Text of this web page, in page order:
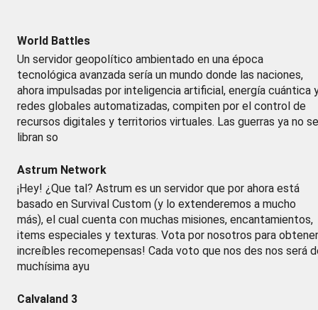
World Battles
Un servidor geopolítico ambientado en una época
tecnológica avanzada sería un mundo donde las naciones,
ahora impulsadas por inteligencia artificial, energía cuántica
redes globales automatizadas, compiten por el control de
recursos digitales y territorios virtuales. Las guerras ya no se
libran so
Astrum Network
¡Hey! ¿Que tal? Astrum es un servidor que por ahora está
basado en Survival Custom (y lo extenderemos a mucho
más), el cual cuenta con muchas misiones, encantamientos,
items especiales y texturas. Vota por nosotros para obtener
increíbles recomepensas! Cada voto que nos des nos será
muchísima ayu
Calvaland 3